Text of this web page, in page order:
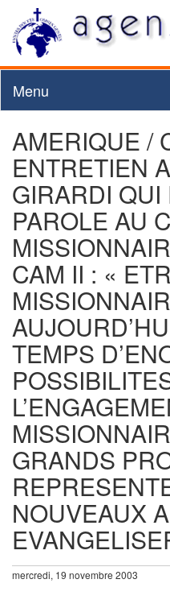
Menu
AMERIQUE /
ENTRETIEN
GIRARDI
PAROLE AU
CAM II : «
TEMPS
GRANDS
NOUVEAUX
mercredi, 19 novembre 2003